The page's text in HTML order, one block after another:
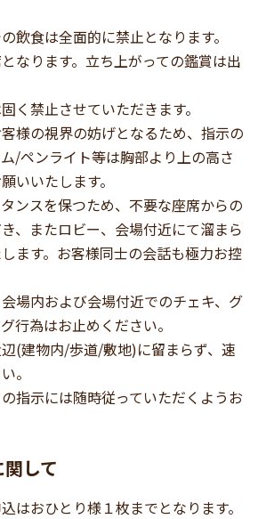
飲食は全面的に禁止となります。
なります。立ち上がっての鑑賞は出
く禁止させていただきます。
様の視界の妨げとなるため、指示の
/ペンライト等は胸部より上の高さ
いいたします。
ンスを保つため、不要な座席からの
、またロビー、会場付近にて溜まら
ます。お客様同士の会話も極力お控
場内および会場付近でのチェキ、グ
行為はお止めください。
(建物内/歩道/敷地)に留まらず、速
。
指示には随時従っていただくようお
して
はおひとり様１枚までとなります。